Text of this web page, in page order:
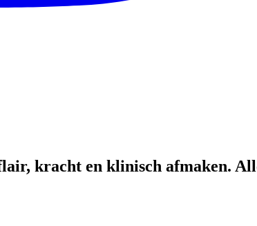
kracht en klinisch afmaken.